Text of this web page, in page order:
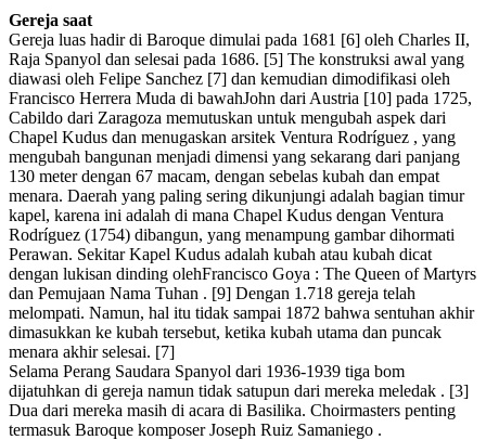
Gereja saat
Gereja luas hadir di Baroque dimulai pada 1681 [6] oleh Charles II,
Raja Spanyol dan selesai pada 1686. [5] The konstruksi awal yang
diawasi oleh Felipe Sanchez [7] dan kemudian dimodifikasi oleh
Francisco Herrera Muda di bawahJohn dari Austria [10] pada 1725,
Cabildo dari Zaragoza memutuskan untuk mengubah aspek dari
Chapel Kudus dan menugaskan arsitek Ventura Rodríguez , yang
mengubah bangunan menjadi dimensi yang sekarang dari panjang
130 meter dengan 67 macam, dengan sebelas kubah dan empat
menara. Daerah yang paling sering dikunjungi adalah bagian timur
kapel, karena ini adalah di mana Chapel Kudus dengan Ventura
Rodríguez (1754) dibangun, yang menampung gambar dihormati
Perawan. Sekitar Kapel Kudus adalah kubah atau kubah dicat
dengan lukisan dinding olehFrancisco Goya : The Queen of Martyrs
dan Pemujaan Nama Tuhan . [9] Dengan 1.718 gereja telah
melompati. Namun, hal itu tidak sampai 1872 bahwa sentuhan akhir
dimasukkan ke kubah tersebut, ketika kubah utama dan puncak
menara akhir selesai. [7]
Selama Perang Saudara Spanyol dari 1936-1939 tiga bom
dijatuhkan di gereja namun tidak satupun dari mereka meledak . [3]
Dua dari mereka masih di acara di Basilika. Choirmasters penting
termasuk Baroque komposer Joseph Ruiz Samaniego .